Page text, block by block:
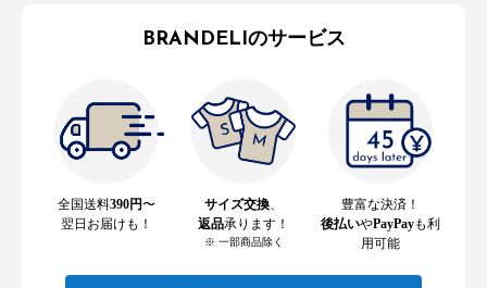
BRANDELIのサービス
全国送料390円〜
翌日お届けも！
サイズ交換
返品承ります！
※ 一部商品除く
豊富な決済！
後払いやPayPayも利
用可能